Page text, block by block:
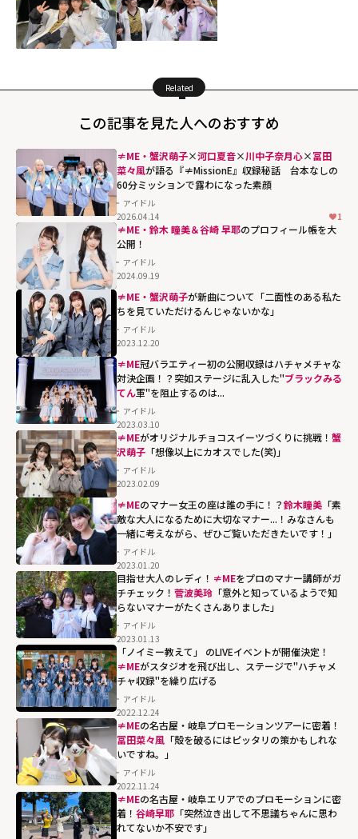
Related
この記事を見た人へのおすすめ
≠ME・蟹沢萌子×河口夏音×川中子奈月心×冨田
菜々風が語る『≠MissionE』収録秘話 台本なしの
60分ミッションで露わになった素顔
アイドル
2026.04.14
1
≠ME・鈴木 瞳美＆谷崎 早耶のプロフィール帳を大
公開！
アイドル
2024.09.19
≠ME・蟹沢萌子が新曲について「二面性のある私た
ちを見ていただけるんじゃないかな」
アイドル
2023.12.20
ブラックみるて
ん軍"を阻止する
のは..."
width="304"
height="203"
loading="lazy"
fetchpriority="h
igh">
≠ME冠バラエティー初の公開収録はハチャメチャな
対決企画！？突如ステージに乱入した"ブラックみる
てん軍"を阻止するのは...
アイドル
2023.03.10
≠MEがオリジナルチョコスイーツづくりに挑戦！ 蟹
沢萌子 「想像以上にカオスでした(笑)」
アイドル
2023.02.09
≠MEのマナー女王の座は誰の手に！？鈴木瞳美 「素
敵な大人になるために大切なマナー...！みなさんも
一緒に考えながら、ぜひご覧いただきたいです！」
アイドル
2023.01.20
目指せ大人のレディ！ ≠MEをプロのマナー講師がガ
チチェック！ 菅波美玲 「意外と知っているようで知
らないマナーがたくさんありました」
アイドル
2023.01.13
「ノイミー教えて」 のLIVEイベントが開催決定！
≠MEがスタジオを飛び出し、ステージで"ハチャメ
チャ収録"を繰り広げる
アイドル
2022.12.24
≠MEの名古屋・岐阜プロモーションツアーに密着！
冨田菜々風 「殻を破るにはピッタリの策かもしれな
いですね。」
アイドル
2022.11.24
≠MEの名古屋・岐阜エリアでのプロモーションに密
着！ 谷崎早耶 「突然泣き出して不思議ちゃんに思わ
れてないか不安です」